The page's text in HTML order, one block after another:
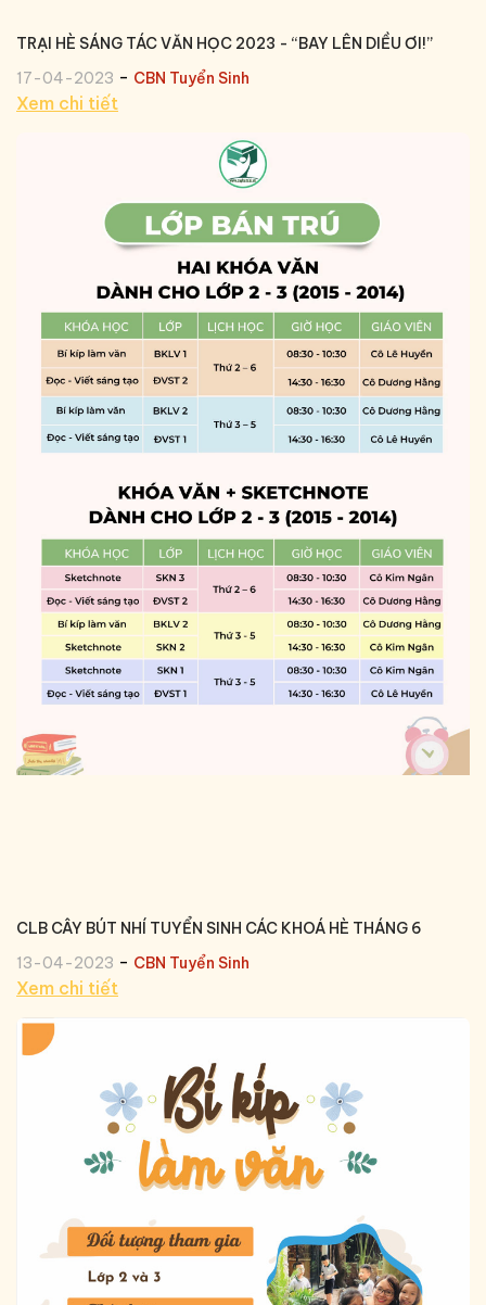
TRẠI HÈ SÁNG TÁC VĂN HỌC 2023 - “BAY LÊN DIỀU ƠI!”
17-04-2023 - CBN Tuyển Sinh
Xem chi tiết
CLB CÂY BÚT NHÍ TUYỂN SINH CÁC KHOÁ HÈ THÁNG 6
13-04-2023 - CBN Tuyển Sinh
Xem chi tiết